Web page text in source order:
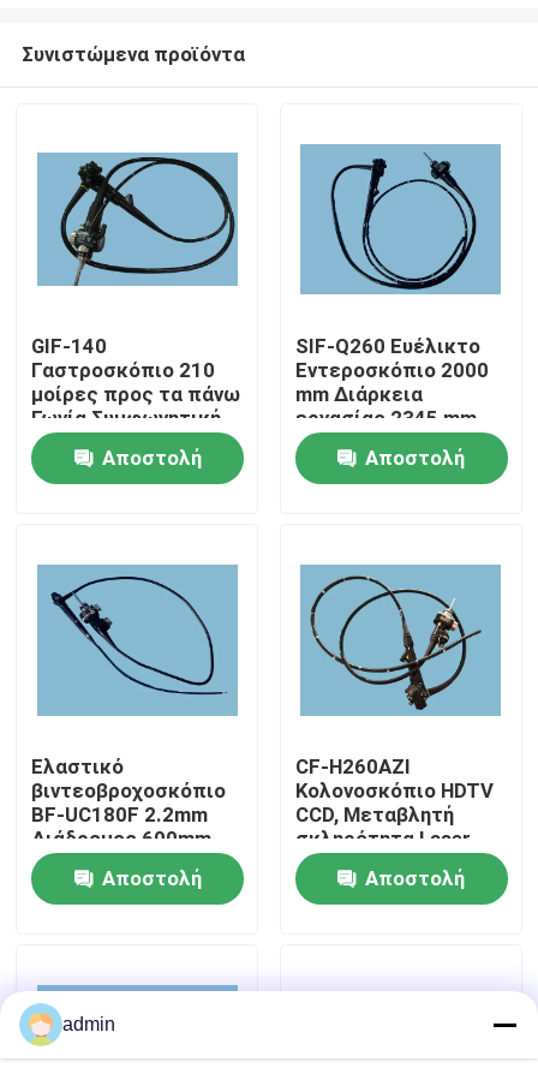
Σπίτι
Προϊόντα
Σχετικά με εμάς
Επισκέψεις στο εργοστάσιο
Έλεγχος ποιότητας
Επικοινωνήστε μαζί μας
Ιατρικό ενδοσκόπιο
Συνιστώμενα προϊόντα
GIF-140
Γαστροσκόπιο 210
μοίρες προς τα πάνω
Γωνία Συμφωνητική
με CV-100 CV-140
CV-160 CV-180
Αποστολή
SIF-Q260 Ευέλικτο
Εντεροσκόπιο 2000
mm Διάρκεια
εργασίας 2345 mm
Συνολικό μήκος
Αποστολή
Ελαστικό
βιντεοβροχοσκόπιο
BF-UC180F 2.2mm
Διάδρομος 600mm
Διάρκεια εργασίας
Αποστολή
CF-H260AZI
Κολονοσκόπιο HDTV
CCD, Μεταβλητή
σκληρότητα Laser
υψηλής συχνότητας
συμβατόΑποστολή
admin